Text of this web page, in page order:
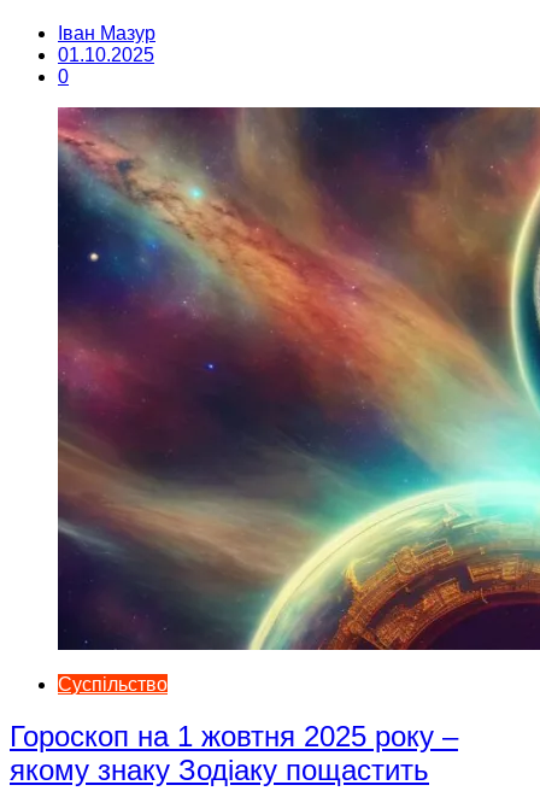
Іван Мазур
01.10.2025
0
Суспільство
Гороскоп на 1 жовтня 2025 року –
якому знаку Зодіаку пощастить